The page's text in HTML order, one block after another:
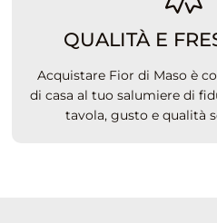
QUALITÀ E
Acquistare Fior di Maso è
di casa al tuo salumiere di
tavola, gusto e qualità